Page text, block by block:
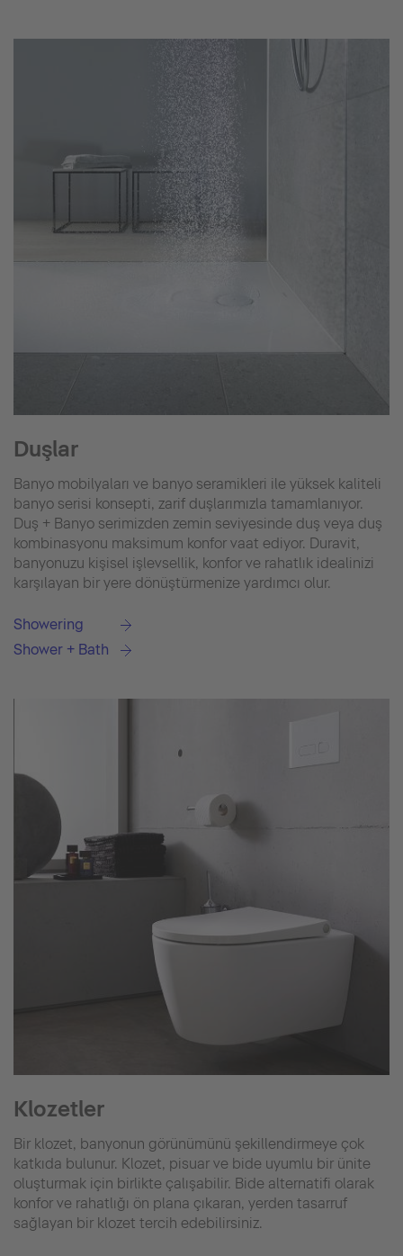
Duşlar
Banyo mobilyaları ve banyo seramikleri ile yüksek kaliteli
banyo serisi konsepti, zarif duşlarımızla tamamlanıyor.
Duş + Banyo serimizden zemin seviyesinde duş veya duş
kombinasyonu maksimum konfor vaat ediyor. Duravit,
banyonuzu kişisel işlevsellik, konfor ve rahatlık idealinizi
karşılayan bir yere dönüştürmenize yardımcı olur.
Showering
Shower + Bath
Klozetler
Bir klozet, banyonun görünümünü şekillendirmeye çok
katkıda bulunur. Klozet, pisuar ve bide uyumlu bir ünite
oluşturmak için birlikte çalışabilir. Bide alternatifi olarak
konfor ve rahatlığı ön plana çıkaran, yerden tasarruf
sağlayan bir klozet tercih edebilirsiniz.